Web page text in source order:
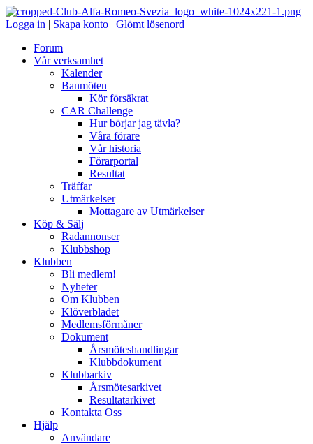
Logga in | Skapa konto | Glömt lösenord
Forum
Vår verksamhet
Kalender
Banmöten
Kör försäkrat
CAR Challenge
Hur börjar jag tävla?
Våra förare
Vår historia
Förarportal
Resultat
Träffar
Utmärkelser
Mottagare av Utmärkelser
Köp & Sälj
Radannonser
Klubbshop
Klubben
Bli medlem!
Nyheter
Om Klubben
Klöverbladet
Medlemsförmåner
Dokument
Årsmöteshandlingar
Klubbdokument
Klubbarkiv
Årsmötesarkivet
Resultatarkivet
Kontakta Oss
Hjälp
Användare